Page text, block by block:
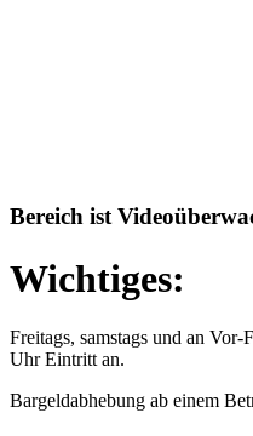
Bereich ist
Wichtiges:
Freitags, samstags und an
Uhr Eintritt an.
Bargeldabhebung ab einem